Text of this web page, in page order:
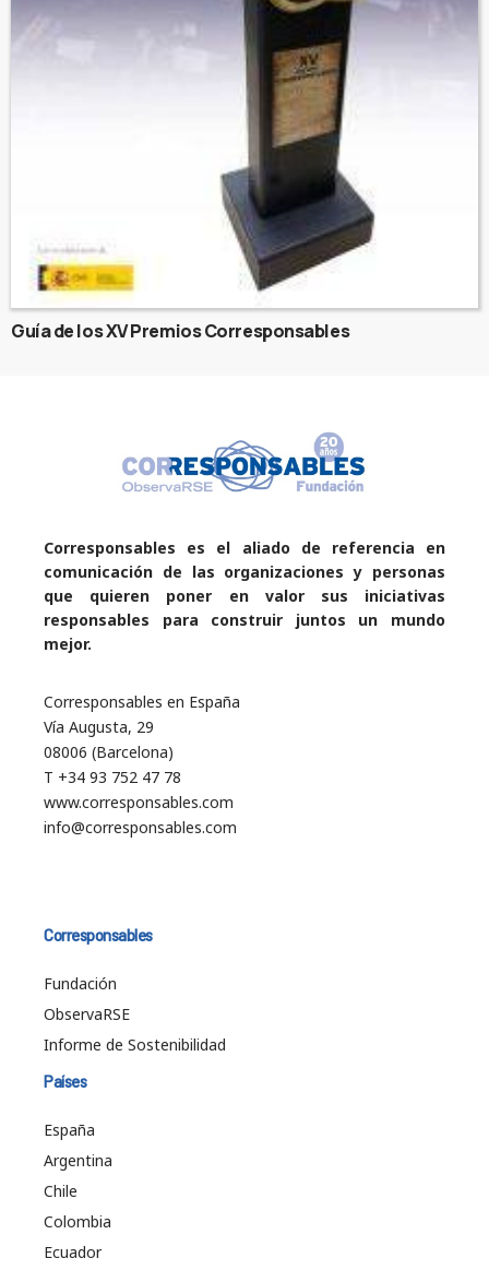
Guía de los XV Premios Corresponsables
Corresponsables es el aliado de referencia en
comunicación de las organizaciones y personas
que quieren poner en valor sus iniciativas
responsables para construir juntos un mundo
mejor.
Corresponsables en España
Vía Augusta, 29
08006 (Barcelona)
T +34 93 752 47 78
www.corresponsables.com
info@corresponsables.com
Corresponsables
Fundación
ObservaRSE
Informe de Sostenibilidad
Países
España
Argentina
Chile
Colombia
Ecuador